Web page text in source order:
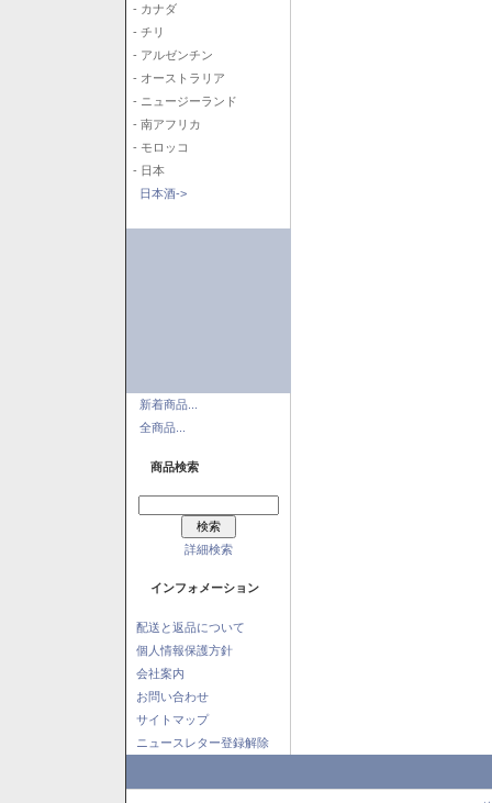
- カナダ
- チリ
- アルゼンチン
- オーストラリア
- ニュージーランド
- 南アフリカ
- モロッコ
- 日本
日本酒->
新着商品...
全商品...
商品検索
詳細検索
インフォメーション
配送と返品について
個人情報保護方針
会社案内
お問い合わせ
サイトマップ
ニュースレター登録解除